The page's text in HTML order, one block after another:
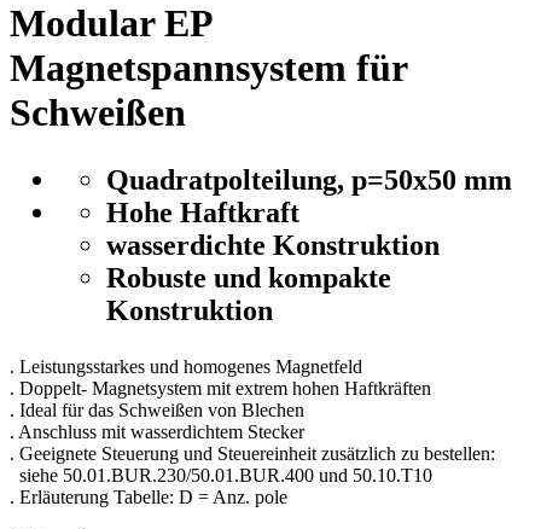
Modular EP
Magnetspannsystem für
Schweißen
Quadratpolteilung, p=50x50 mm
Hohe Haftkraft
wasserdichte Konstruktion
Robuste und kompakte
Konstruktion
. Leistungsstarkes und homogenes Magnetfeld
. Doppelt- Magnetsystem mit extrem hohen Haftkräften
. Ideal für das Schweißen von Blechen
. Anschluss mit wasserdichtem Stecker
. Geeignete Steuerung und Steuereinheit zusätzlich zu bestellen:
siehe 50.01.BUR.230/50.01.BUR.400 und 50.10.T10
. Erläuterung Tabelle: D = Anz. pole